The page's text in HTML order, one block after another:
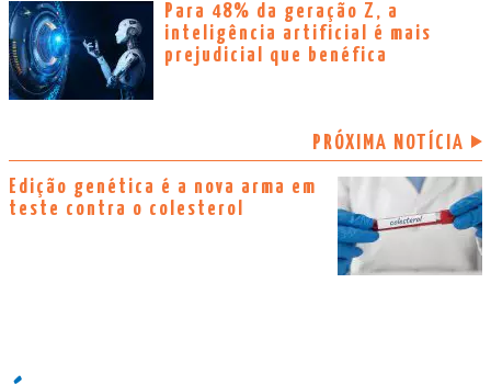
Para 48% da geração Z, a
inteligência artificial é mais
prejudicial que benéfica
PRÓXIMA NOTÍCIA
Edição genética é a nova arma em
teste contra o colesterol